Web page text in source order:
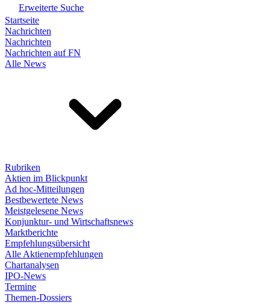
Erweiterte Suche
Startseite
Nachrichten
Nachrichten
Nachrichten auf FN
Alle News
Rubriken
Aktien im Blickpunkt
Ad hoc-Mitteilungen
Bestbewertete News
Meistgelesene News
Konjunktur- und Wirtschaftsnews
Marktberichte
Empfehlungsübersicht
Alle Aktienempfehlungen
Chartanalysen
IPO-News
Termine
Themen-Dossiers